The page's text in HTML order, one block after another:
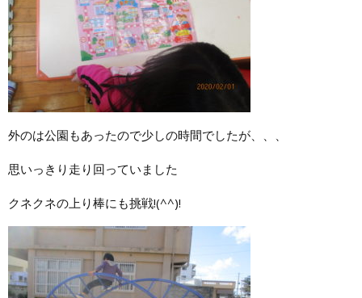
外のは公園もあったので少しの時間でしたが、、、
思いっきり走り回っていました
クネクネの上り棒にも挑戦!(^^)!